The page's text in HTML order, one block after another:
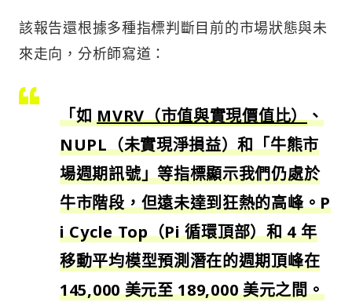
該報告還根據多種指標判斷目前的市場狀態與未
來走向，分析師寫道：
「如MVRV（市值與實現價值比）、
NUPL（未實現淨損益）和「牛熊市
場週期訊號」等指標顯示我們仍處於
牛市階段，但遠未達到狂熱的高峰。P
i Cycle Top（Pi 循環頂部）和 4 年
移動平均模型預測潛在的週期頂峰在
145,000 美元至 189,000 美元之間。